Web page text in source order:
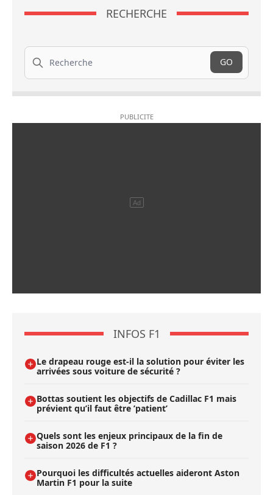
RECHERCHE
Recherche
GO
INFOS F1
Le drapeau rouge est-il la solution pour éviter les
arrivées sous voiture de sécurité ?
Bottas soutient les objectifs de Cadillac F1 mais
prévient qu’il faut être ’patient’
Quels sont les enjeux principaux de la fin de
saison 2026 de F1 ?
Pourquoi les difficultés actuelles aideront Aston
Martin F1 pour la suite